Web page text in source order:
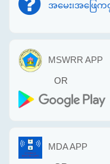
အမေး၊အဖြေကဏ္
MSWRR APP
OR
MDA APP